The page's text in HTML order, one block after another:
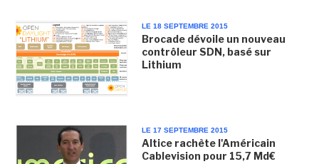
LE 18 SEPTEMBRE 2015
Brocade dévoile un nouveau
contrôleur SDN, basé sur
Lithium
LE 17 SEPTEMBRE 2015
Altice rachète l'Américain
Cablevision pour 15,7 Md€